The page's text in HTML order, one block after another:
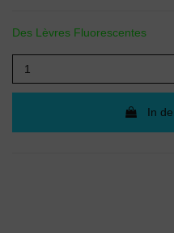
Des Lèvres Fluorescentes
In